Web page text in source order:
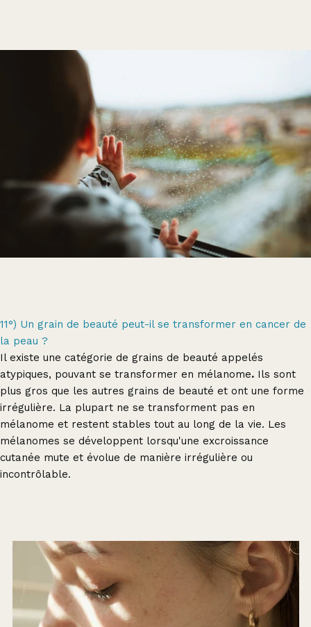
11°) Un grain de beauté peut-il se transformer en cancer de
la peau ?
Il existe une catégorie de grains de beauté appelés
atypiques, pouvant se transformer en mélanome. Ils sont
plus gros que les autres grains de beauté et ont une forme
irrégulière. La plupart ne se transforment pas en
mélanome et restent stables tout au long de la vie. Les
mélanomes se développent lorsqu'une excroissance
cutanée mute et évolue de manière irrégulière ou
incontrôlable.